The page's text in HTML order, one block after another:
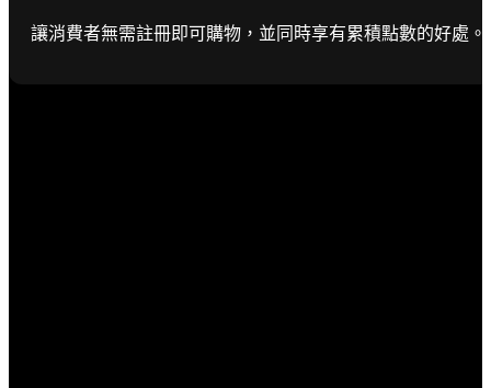
讓消費者無需註冊即可購物，並同時享有累積點數的好處。